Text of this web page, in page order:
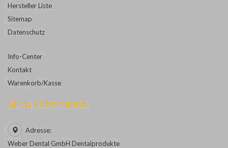
Hersteller Liste
Sitemap
Datenschutz
Info-Center
Kontakt
Warenkorb/Kasse
Shop Information
Adresse:
Weber Dental GmbH Dentalprodukte